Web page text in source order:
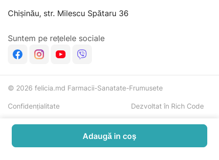
Chișinău, str. Milescu Spătaru 36
Suntem pe rețelele sociale
© 2026 felicia.md Farmacii-Sanatate-Frumusete
Confidențialitate Dezvoltat în Rich Code
Adaugă in coş